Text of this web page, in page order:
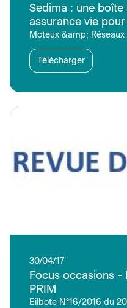
Sedima : une
assurance vie
Moteux &amp; Réseaux
Télécharger
30/04/17
Focus occasions -
PRIM
Eilbote N°16/2016 du